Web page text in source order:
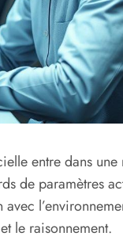
entre dans
de paramètres
le raisonnement.